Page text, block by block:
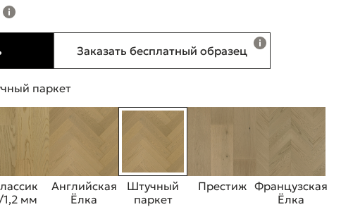
Заказать бесплатный образец
паркет
1,2 мм
Английская
Ёлка
Штучный
паркет
Престиж Французская
Ёлка